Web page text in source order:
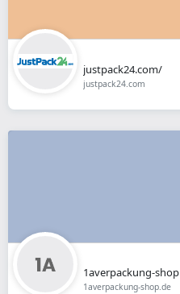
justpack24.com/
justpack24.com
1averpackung-shop
1averpackung-shop.de